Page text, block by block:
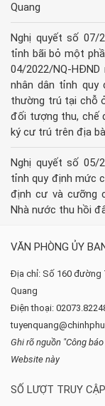
Quang
Nghị quyết số 07/
tỉnh bãi bỏ một
04/2022/NQ-
nhân dân tỉnh
thường trú tại chỗ
đối tượng thu, chế
ký cư trú trên địa
Nghị quyết số 05/
tỉnh quy định mức
định cư và cưỡng
Nhà nước thu hồi
VĂN PHÒNG ỦY
Địa chỉ: Số 160 đường
Quang
Điện thoại:
Ghi rõ nguồn "Công
Website này
SỐ LƯỢT TRUY CẬP